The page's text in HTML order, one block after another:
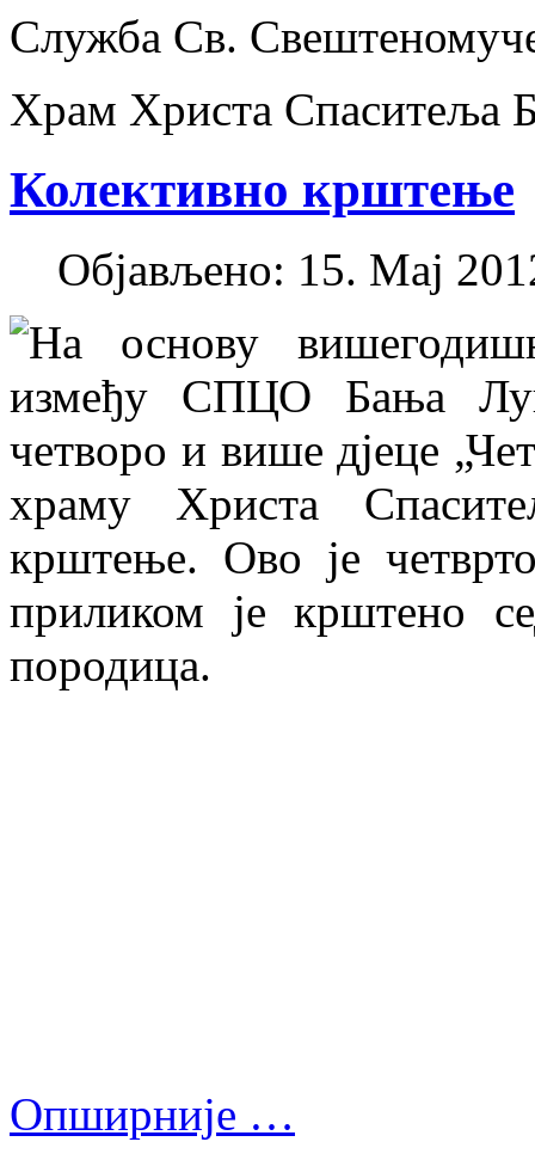
Служба Св.
Храм Христа Спаситеља
Колективно крштење
Објављено: 15. Мај
На основу
између СПЦО Бања
четворо и више дјеце
храму Христа
крштење. Ово је
приликом је крштено
породица.
Опширније …